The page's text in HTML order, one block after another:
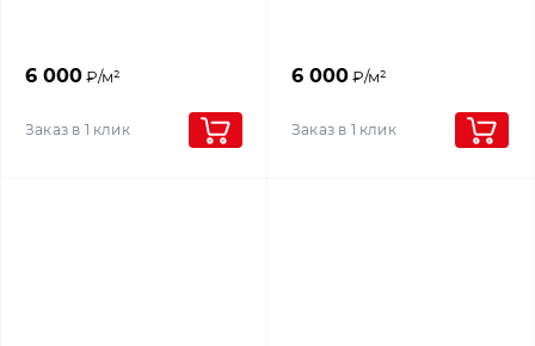
6 000₽/м²
Заказ в 1 клик
6 000₽/м²
Заказ в 1 клик